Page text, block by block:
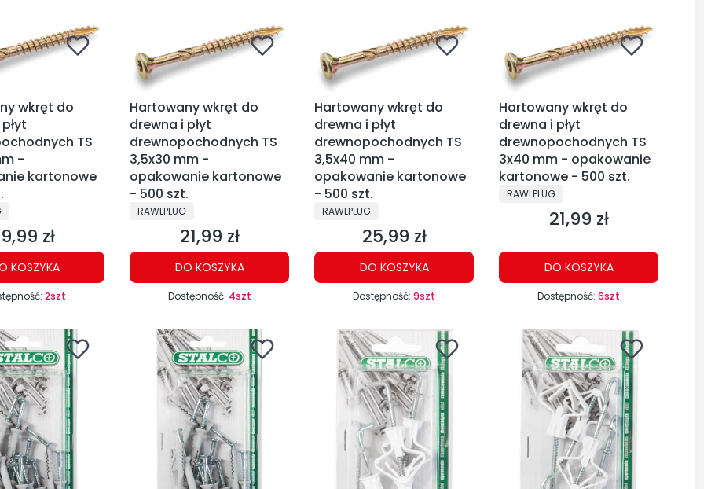
wkręt do
TS
-
kartonowe
zł
KOSZYKA
2szt
Hartowany wkręt do
drewna i płyt
drewnopochodnych TS
3,5x30 mm -
opakowanie kartonowe
- 500 szt.
PRODUCENT
RAWLPLUG
Cena
21,99 zł
DO KOSZYKA
Dostępność: 4szt
Hartowany wkręt do
drewna i płyt
drewnopochodnych TS
3,5x40 mm -
opakowanie kartonowe
- 500 szt.
PRODUCENT
RAWLPLUG
Cena
25,99 zł
DO KOSZYKA
Dostępność: 9szt
Hartowany wkręt do
drewna i płyt
drewnopochodnych TS
3x40 mm - opakowanie
kartonowe - 500 szt.
PRODUCENT
RAWLPLUG
Cena
21,99 zł
DO KOSZYKA
Dostępność: 6szt